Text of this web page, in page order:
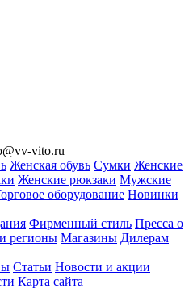
vito.ru
Женская обувь Сумки Женские
Женские рюкзаки Мужские
оборудование Новинки
Фирменный стиль Пресса о
регионы Магазины Дилерам
Статьи Новости и акции
Карта сайта